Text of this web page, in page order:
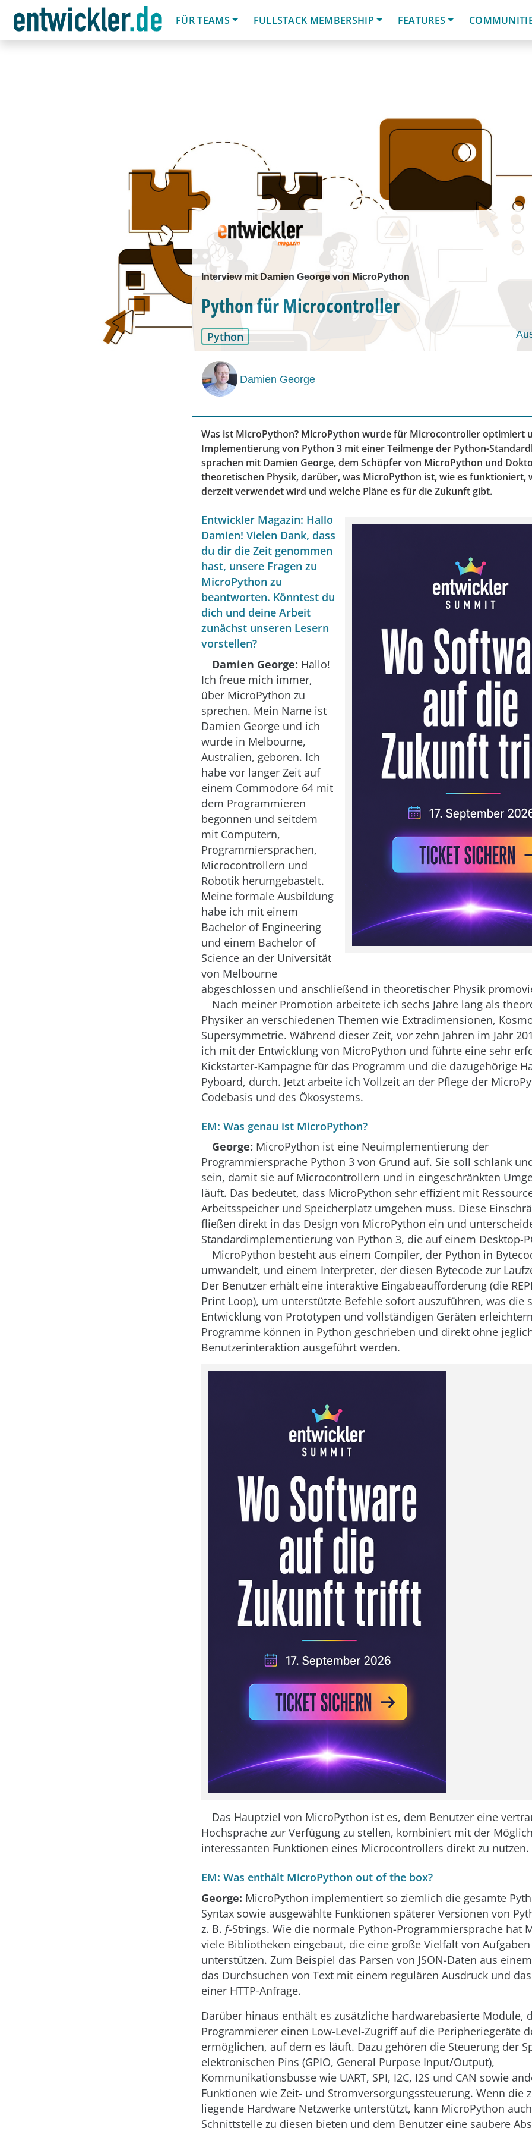
FÜR TEAMS FULLSTACK MEMBERSHIP FEATURES
Interview mit Damien George von MicroPython
Python für Microcontroller
Python
Damien George
Was ist MicroPython? MicroPython wurde für Microcontroller optimiert
Implementierung von Python 3 mit einer Teilmenge der Python-
sprachen mit Damien George, dem Schöpfer von MicroPython und
theoretischen Physik, darüber, was MicroPython ist, wie es funktioniert,
derzeit verwendet wird und welche Pläne es für die Zukunft gibt.
Entwickler Magazin: Hallo
Damien! Vielen Dank, dass
du dir die Zeit genommen
hast, unsere Fragen zu
MicroPython zu
beantworten. Könntest du
dich und deine Arbeit
zunächst unseren Lesern
vorstellen?
Damien George: Hallo!
Ich freue mich immer,
über MicroPython zu
sprechen. Mein Name ist
Damien George und ich
wurde in Melbourne,
Australien, geboren. Ich
habe vor langer Zeit auf
einem Commodore 64 mit
dem Programmieren
begonnen und seitdem
mit Computern,
Programmiersprachen,
Microcontrollern und
Robotik herumgebastelt.
Meine formale Ausbildung
habe ich mit einem
Bachelor of Engineering
und einem Bachelor of
Science an der Universität
von Melbourne
abgeschlossen und anschließend in theoretischer Physik
Nach meiner Promotion arbeitete ich sechs Jahre lang als
Physiker an verschiedenen Themen wie Extradimensionen,
Supersymmetrie. Während dieser Zeit, vor zehn Jahren im Jahr
ich mit der Entwicklung von MicroPython und führte eine sehr
Kickstarter-Kampagne für das Programm und die dazugehörige
Pyboard, durch. Jetzt arbeite ich Vollzeit an der Pflege der
Codebasis und des Ökosystems.
EM: Was genau ist MicroPython?
George: MicroPython ist eine Neuimplementierung der
Programmiersprache Python 3 von Grund auf. Sie soll schlank
sein, damit sie auf Microcontrollern und in eingeschränkten
läuft. Das bedeutet, dass MicroPython sehr effizient mit
Arbeitsspeicher und Speicherplatz umgehen muss. Diese
fließen direkt in das Design von MicroPython ein und
Standardimplementierung von Python 3, die auf einem Desktop-
MicroPython besteht aus einem Compiler, der Python in
umwandelt, und einem Interpreter, der diesen Bytecode zur
Der Benutzer erhält eine interaktive Eingabeaufforderung (die
Print Loop), um unterstützte Befehle sofort auszuführen, was die
Entwicklung von Prototypen und vollständigen Geräten
Programme können in Python geschrieben und direkt ohne
Benutzerinteraktion ausgeführt werden.
Das Hauptziel von MicroPython ist es, dem Benutzer eine
Hochsprache zur Verfügung zu stellen, kombiniert mit der
interessanten Funktionen eines Microcontrollers direkt zu nutzen.
EM: Was enthält MicroPython out of the box?
George: MicroPython implementiert so ziemlich die gesamte
Syntax sowie ausgewählte Funktionen späterer Versionen von
z. B. f-Strings. Wie die normale Python-Programmiersprache hat
viele Bibliotheken eingebaut, die eine große Vielfalt von Aufgaben
unterstützen. Zum Beispiel das Parsen von JSON-Daten aus
das Durchsuchen von Text mit einem regulären Ausdruck und
einer HTTP-Anfrage.
Darüber hinaus enthält es zusätzliche hardwarebasierte Module,
Programmierer einen Low-Level-Zugriff auf die Peripheriegeräte
ermöglichen, auf dem es läuft. Dazu gehören die Steuerung der
elektronischen Pins (GPIO, General Purpose Input/Output),
Kommunikationsbusse wie UART, SPI, I2C, I2S und CAN sowie
Funktionen wie Zeit- und Stromversorgungssteuerung. Wenn die
liegende Hardware Netzwerke unterstützt, kann MicroPython
Schnittstelle zu diesen bieten und dem Benutzer eine saubere